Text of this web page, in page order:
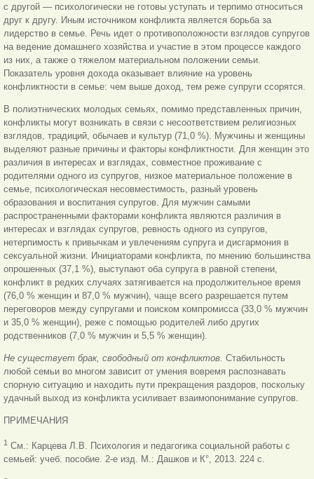
с другой — психологически не готовы уступать и терпимо относиться
друг к другу. Иным источником конфликта является борьба за
лидерство в семье. Речь идет о противоположности взглядов супругов
на ведение домашнего хозяйства и участие в этом процессе каждого
из них, а также о тяжелом материальном положении семьи.
Показатель уровня дохода оказывает влияние на уровень
конфликтности в семье: чем выше доход, тем реже супруги ссорятся.
В полиэтнических молодых семьях, помимо представленных причин,
конфликты могут возникать в связи с несоответствием религиозных
взглядов, традиций, обычаев и культур (71,0 %). Мужчины и женщины
выделяют разные причины и факторы конфликтности. Для женщин это
различия в интересах и взглядах, совместное проживание с
родителями одного из супругов, низкое материальное положение в
семье, психологическая несовместимость, разный уровень
образования и воспитания супругов. Для мужчин самыми
распространенными факторами конфликта являются различия в
интересах и взглядах супругов, ревность одного из супругов,
нетерпимость к привычкам и увлечениям супруга и дисгармония в
сексуальной жизни. Инициаторами конфликта, по мнению большинства
опрошенных (37,1 %), выступают оба супруга в равной степени,
конфликт в редких случаях затягивается на продолжительное время
(76,0 % женщин и 87,0 % мужчин), чаще всего разрешается путем
переговоров между супругами и поиском компромисса (33,0 % мужчин
и 35,0 % женщин), реже с помощью родителей либо других
родственников (7,0 % мужчин и 5,5 % женщин).
Не существует брак, свободный от конфликтов. Стабильность
любой семьи во многом зависит от умения вовремя распознавать
спорную ситуацию и находить пути прекращения раздоров, поскольку
удачный выход из конфликта усиливает взаимопонимание супругов.
ПРИМЕЧАНИЯ
1 Cм.: Карцева Л.В. Психология и педагогика социальной работы с
семьей: учеб. пособие. 2-е изд. М.: Дашков и К°, 2013. 224 с.